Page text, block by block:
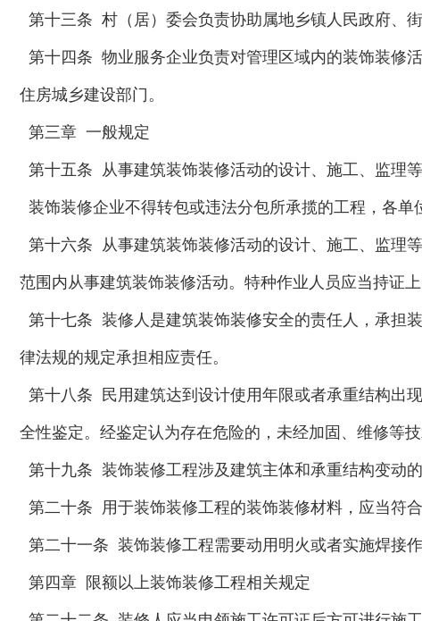
第十三条 村（居）委会负责协助属地乡镇人民政府、
第十四条 物业服务企业负责对管理区域内的装饰装修
住房城乡建设部门。
第三章 一般规定
第十五条 从事建筑装饰装修活动的设计、施工、监理
装饰装修企业不得转包或违法分包所承揽的工程，各单
第十六条 从事建筑装饰装修活动的设计、施工、监理
范围内从事建筑装饰装修活动。特种作业人员应当持证上
第十七条 装修人是建筑装饰装修安全的责任人，承担
律法规的规定承担相应责任。
第十八条 民用建筑达到设计使用年限或者承重结构出
全性鉴定。经鉴定认为存在危险的，未经加固、维修等
第十九条 装饰装修工程涉及建筑主体和承重结构变动
第二十条 用于装饰装修工程的装饰装修材料，应当符
第二十一条 装饰装修工程需要动用明火或者实施焊接
第四章 限额以上装饰装修工程相关规定